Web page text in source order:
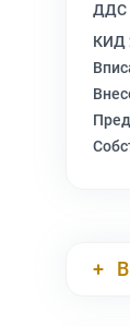
ДДС
КИД